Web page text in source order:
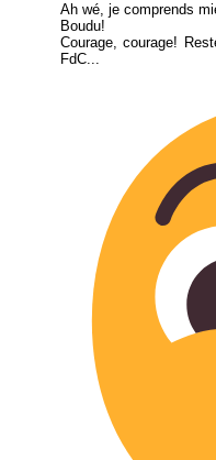
Ah wé, je comprends
Boudu!
Courage, courage!
FdC...